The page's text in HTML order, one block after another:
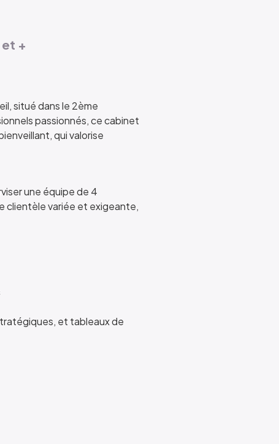
et +
situé dans le 2ème
passionnés, ce cabinet
qui valorise
une équipe de 4
clientèle variée et exigeante,
et tableaux de